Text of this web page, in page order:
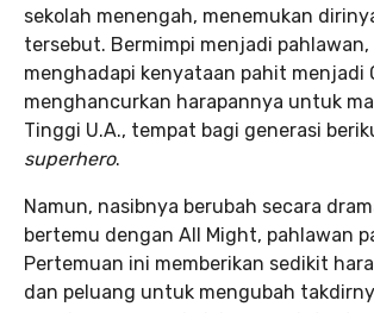
sekolah menengah, menemukan
tersebut. Bermimpi menjadi pahlawan,
menghadapi kenyataan pahit menjadi
menghancurkan harapannya untuk
Tinggi U.A., tempat bagi generasi
superhero.
Namun, nasibnya berubah secara
bertemu dengan All Might, pahlawan
Pertemuan ini memberikan sedikit
dan peluang untuk mengubah